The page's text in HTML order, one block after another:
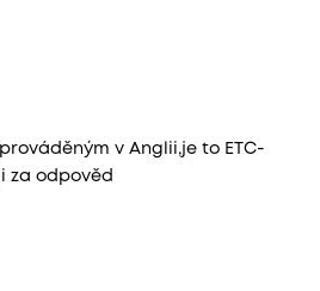
v Anglii,je to ETC-
za odpověd